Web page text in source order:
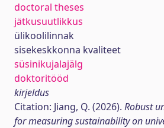
doctoral theses
jätkusuutlikkus
ülikoolilinnak
sisekeskkonna kvaliteet
süsinikujalajälg
doktoritööd
kirjeldus
Citation: Jiang, Q. (2026). Robust
for measuring sustainability on